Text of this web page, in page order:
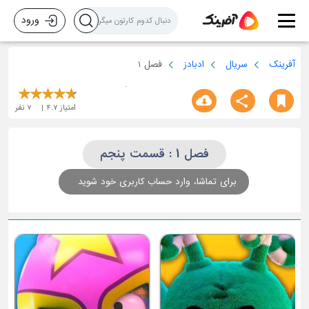
ورود
آفرینک سریال ادبادز فصل 1
امتیاز 4.7
7 نفر
فصل 1 : قسمت پنجم
برای تماشا، وارد حساب کاربری خود شوید